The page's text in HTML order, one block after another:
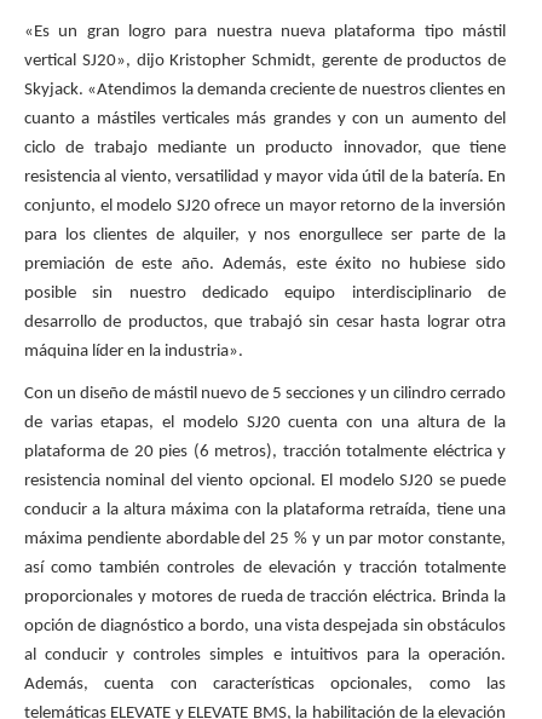
«Es un gran logro para nuestra nueva plataforma tipo mástil
vertical SJ20», dijo Kristopher Schmidt, gerente de productos de
Skyjack. «Atendimos la demanda creciente de nuestros clientes en
cuanto a mástiles verticales más grandes y con un aumento del
ciclo de trabajo mediante un producto innovador, que tiene
resistencia al viento, versatilidad y mayor vida útil de la batería. En
conjunto, el modelo SJ20 ofrece un mayor retorno de la inversión
para los clientes de alquiler, y nos enorgullece ser parte de la
premiación de este año. Además, este éxito no hubiese sido
posible sin nuestro dedicado equipo interdisciplinario de
desarrollo de productos, que trabajó sin cesar hasta lograr otra
máquina líder en la industria».
Con un diseño de mástil nuevo de 5 secciones y un cilindro cerrado
de varias etapas, el modelo SJ20 cuenta con una altura de la
plataforma de 20 pies (6 metros), tracción totalmente eléctrica y
resistencia nominal del viento opcional. El modelo SJ20 se puede
conducir a la altura máxima con la plataforma retraída, tiene una
máxima pendiente abordable del 25 % y un par motor constante,
así como también controles de elevación y tracción totalmente
proporcionales y motores de rueda de tracción eléctrica. Brinda la
opción de diagnóstico a bordo, una vista despejada sin obstáculos
al conducir y controles simples e intuitivos para la operación.
Además, cuenta con características opcionales, como las
telemáticas ELEVATE y ELEVATE BMS, la habilitación de la elevación